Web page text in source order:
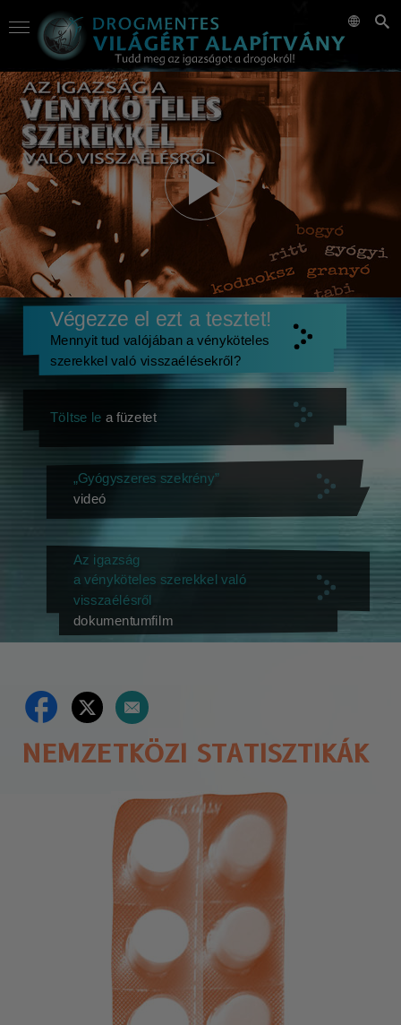
Végezze el ezt a tesztet!
Mennyit tud valójában a vényköteles
szerekkel való visszaélésekről?
Töltse le a füzetet
„Gyógyszeres szekrény”
videó
Az igazság
a vényköteles szerekkel való
visszaélésről
dokumentumfilm
NEMZETKÖZI STATISZTIKÁK